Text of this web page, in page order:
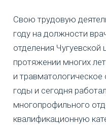
Свою трудовую
году на должности
отделения
протяжении многих
и травматологическое
годы и сегодня
многопрофильного
квалификационную